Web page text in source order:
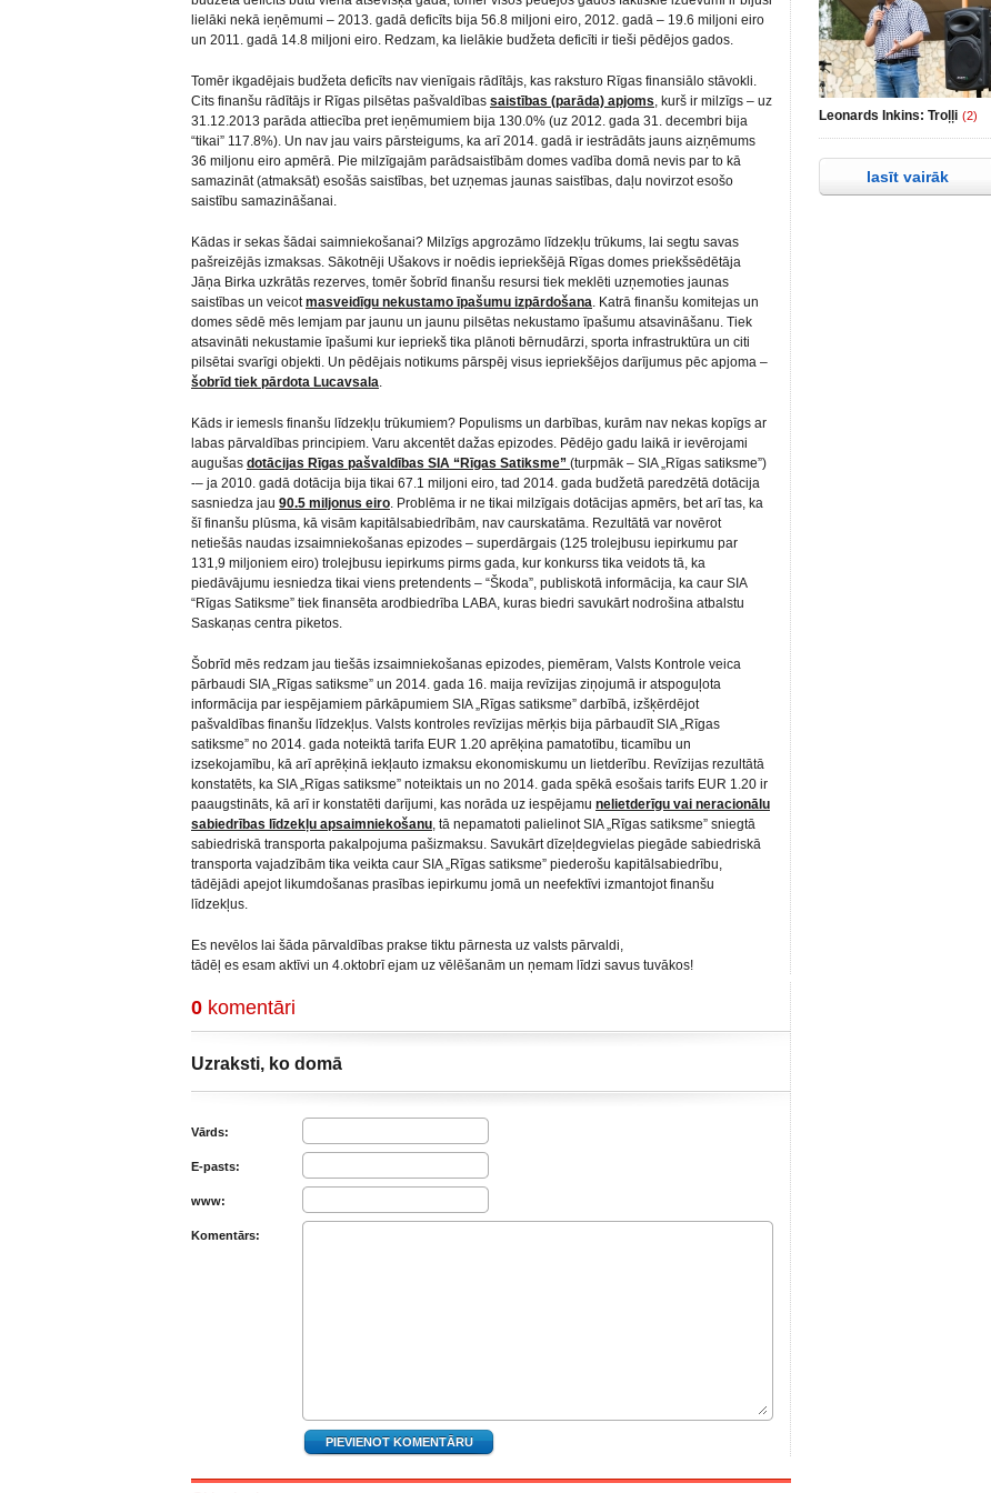
lielāki nekā ieņēmumi – 2013. gadā deficīts bija 56.8 miljoni eiro, 2012. gadā – 19.6 miljoni eiro
un 2011. gadā 14.8 miljoni eiro. Redzam, ka lielākie budžeta deficīti ir tieši pēdējos gados.
Tomēr ikgadējais budžeta deficīts nav vienīgais rādītājs, kas raksturo Rīgas finansiālo stāvokli.
Cits finanšu rādītājs ir Rīgas pilsētas pašvaldības saistības (parāda) apjoms, kurš ir milzīgs – uz
31.12.2013 parāda attiecība pret ieņēmumiem bija 130.0% (uz 2012. gada 31. decembri bija
“tikai” 117.8%). Un nav jau vairs pārsteigums, ka arī 2014. gadā ir iestrādāts jauns aizņēmums
36 miljonu eiro apmērā. Pie milzīgajām parādsaistībām domes vadība domā nevis par to kā
samazināt (atmaksāt) esošās saistības, bet uzņemas jaunas saistības, daļu novirzot esošo
saistību samazināšanai.
Kādas ir sekas šādai saimniekošanai? Milzīgs apgrozāmo līdzekļu trūkums, lai segtu savas
pašreizējās izmaksas. Sākotnēji Ušakovs ir noēdis iepriekšējā Rīgas domes priekšsēdētāja
Jāņa Birka uzkrātās rezerves, tomēr šobrīd finanšu resursi tiek meklēti uzņemoties jaunas
saistības un veicotmasveidīgu nekustamo īpašumu izpārdošana. Katrā finanšu komitejas un
domes sēdē mēs lemjam par jaunu un jaunu pilsētas nekustamo īpašumu atsavināšanu. Tiek
atsavināti nekustamie īpašumi kur iepriekš tika plānoti bērnudārzi, sporta infrastruktūra un citi
pilsētai svarīgi objekti. Un pēdējais notikums pārspēj visus iepriekšējos darījumus pēc apjoma –
šobrīd tiek pārdota Lucavsala.
Kāds ir iemesls finanšu līdzekļu trūkumiem? Populisms un darbības, kurām nav nekas kopīgs ar
labas pārvaldības principiem. Varu akcentēt dažas epizodes. Pēdējo gadu laikā ir ievērojami
augušas dotācijas Rīgas pašvaldības SIA “Rīgas Satiksme” (turpmāk – SIA „Rīgas satiksme”)
-– ja 2010. gadā dotācija bija tikai 67.1 miljoni eiro, tad 2014. gada budžetā paredzētā dotācija
sasniedza jau 90.5 miljonus eiro. Problēma ir ne tikai milzīgais dotācijas apmērs, bet arī tas, ka
šī finanšu plūsma, kā visām kapitālsabiedrībām, nav caurskatāma. Rezultātā var novērot
netiešās naudas izsaimniekošanas epizodes – superdārgais (125 trolejbusu iepirkumu par
131,9 miljoniem eiro) trolejbusu iepirkums pirms gada, kur konkurss tika veidots tā, ka
piedāvājumu iesniedza tikai viens pretendents – “Škoda”, publiskotā informācija, ka caur SIA
“Rīgas Satiksme” tiek finansēta arodbiedrība LABA, kuras biedri savukārt nodrošina atbalstu
Saskaņas centra piketos.
Šobrīd mēs redzam jau tiešās izsaimniekošanas epizodes, piemēram, Valsts Kontrole veica
pārbaudi SIA „Rīgas satiksme” un 2014. gada 16. maija revīzijas ziņojumā ir atspoguļota
informācija par iespējamiem pārkāpumiem SIA „Rīgas satiksme” darbībā, izšķērdējot
pašvaldības finanšu līdzekļus. Valsts kontroles revīzijas mērķis bija pārbaudīt SIA „Rīgas
satiksme” no 2014. gada noteiktā tarifa EUR 1.20 aprēķina pamatotību, ticamību un
izsekojamību, kā arī aprēķinā iekļauto izmaksu ekonomiskumu un lietderību. Revīzijas rezultātā
konstatēts, ka SIA „Rīgas satiksme” noteiktais un no 2014. gada spēkā esošais tarifs EUR 1.20 ir
paaugstināts, kā arī ir konstatēti darījumi, kas norāda uz iespējamu nelietderīgu vai neracionālu
sabiedrības līdzekļu apsaimniekošanu, tā nepamatoti palielinot SIA „Rīgas satiksme” sniegtā
sabiedriskā transporta pakalpojuma pašizmaksu. Savukārt dīzeļdegvielas piegāde sabiedriskā
transporta vajadzībām tika veikta caur SIA „Rīgas satiksme” piederošu kapitālsabiedrību,
tādējādi apejot likumdošanas prasības iepirkumu jomā un neefektīvi izmantojot finanšu
līdzekļus.
Es nevēlos lai šāda pārvaldības prakse tiktu pārnesta uz valsts pārvaldi,
tādēļ es esam aktīvi un 4.oktobrī ejam uz vēlēšanām un ņemam līdzi savus tuvākos!
0 komentāri
Uzraksti, ko domā
Vārds:
E-pasts:
www:
Komentārs:
Leonards Inkins: Troļļi (2)
lasīt vairāk